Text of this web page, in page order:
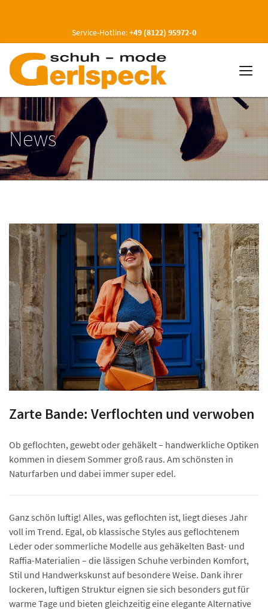
Service-Hotline:+49 (8122) 95972-0
News
Zarte Bande: Verflochten und verwoben
Ob geflochten, gewebt oder gehäkelt – handwerkliche Optiken
kommen in diesem Sommer groß raus. Am schönsten in
Naturfarben und dabei immer super edel.
Ganz schön luftig! Alles, was geflochten ist, liegt dieses Jahr
voll im Trend. Egal, ob klassische Styles aus geflochtenem
Leder oder sommerliche Modelle aus gehäkelten Bast- und
Raffia-Materialien – die lässigen Schuhe verbinden Komfort,
Stil und Handwerkskunst auf besondere Weise. Dank ihrer
lockeren, luftigen Struktur eignen sie sich besonders gut für
warme Tage und bieten gleichzeitig eine elegante Alternative